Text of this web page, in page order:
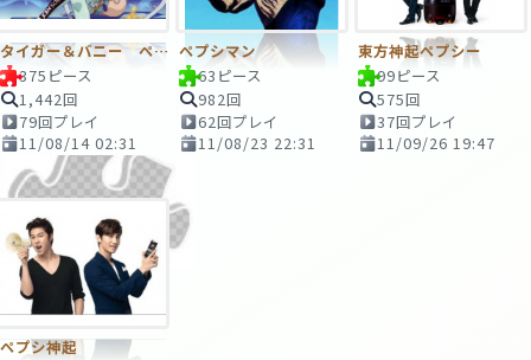
タイガー＆バニー ペプシ
375ピース
1,442回
79回プレイ
11/08/14 02:31
ペプシマン
63ピース
982回
62回プレイ
11/08/23 22:31
東方神起ペプシー
99ピース
575回
37回プレイ
11/09/26 19:47
ペプシ神起